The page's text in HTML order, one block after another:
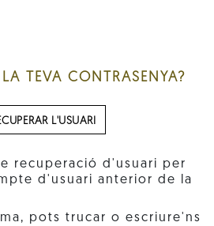
TEVA CONTRASENYA?
L'USUARI
recuperació d'usuari per
d'usuari anterior de la
pots trucar o escriure'ns